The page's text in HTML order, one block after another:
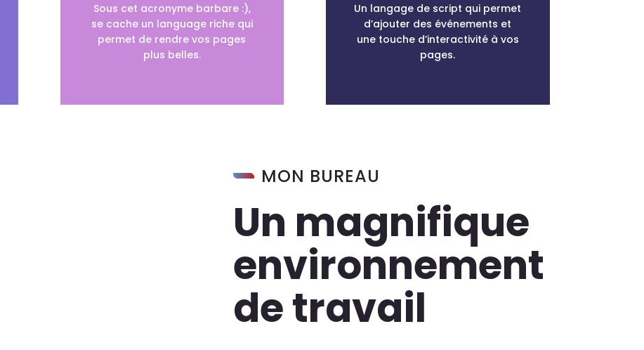
Sous cet acronyme barbare :),
se cache un language riche qui
permet de rendre vos pages
plus belles.
Un langage de script qui permet
d’ajouter des événements et
une touche d’interactivité à vos
pages.
MON BUREAU
Un magnifique
environnement
de travail